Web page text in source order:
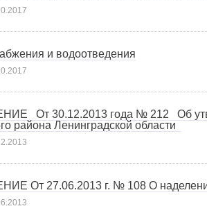
и водоотведения
От 30.12.2013 года № 212 Об
района Ленинградской области
От 27.06.2013 г. № 108 О